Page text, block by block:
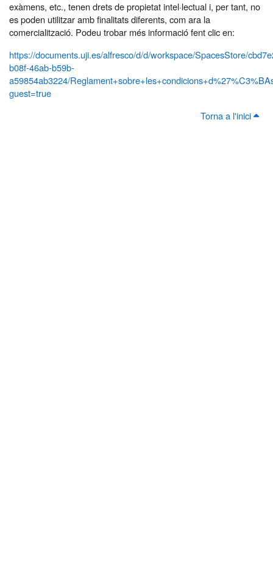
exàmens, etc., tenen drets de propietat intel·lectual i, per tant, no
es poden utilitzar amb finalitats diferents, com ara la
comercialització. Podeu trobar més informació fent clic en:
https://documents.uji.es/alfresco/d/d/workspace/SpacesStore/
b08f-46ab-b59b-
a59854ab3224/
guest=true
Torna a l'inici